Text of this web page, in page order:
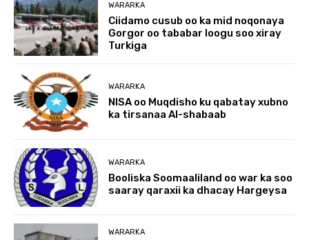
WARARKA
Ciidamo cusub oo ka mid noqonaya
Gorgor oo tababar loogu soo xiray
Turkiga
WARARKA
NISA oo Muqdisho ku qabatay xubno
ka tirsanaa Al-shabaab
WARARKA
Booliska Soomaaliland oo war ka soo
saaray qaraxii ka dhacay Hargeysa
WARARKA